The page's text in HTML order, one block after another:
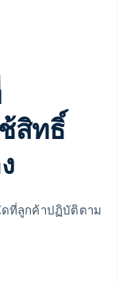
สิทธิ์
ดที่ลูกค้าปฏิบัติตาม